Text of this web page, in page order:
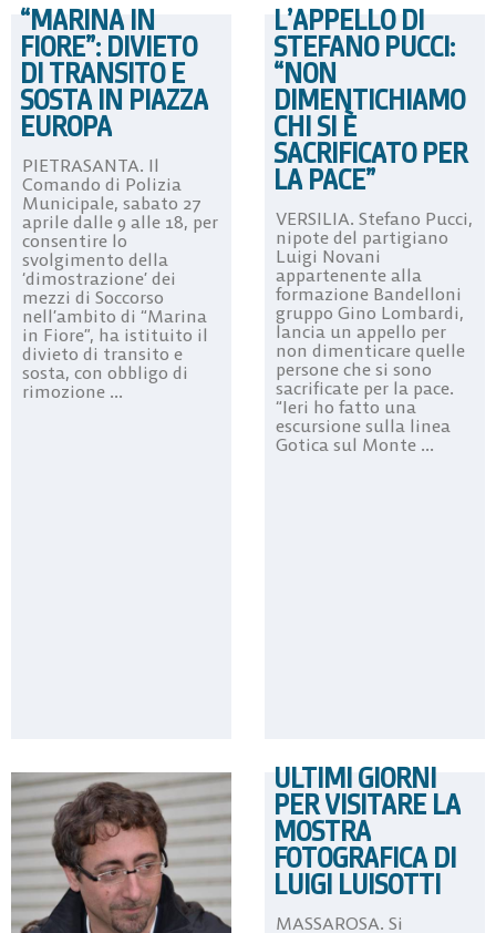
“MARINA IN
FIORE”: DIVIETO
DI TRANSITO E
SOSTA IN PIAZZA
EUROPA
PIETRASANTA. Il
Comando di Polizia
Municipale, sabato 27
aprile dalle 9 alle 18, per
consentire lo
svolgimento della
‘dimostrazione’ dei
mezzi di Soccorso
nell’ambito di “Marina
in Fiore”, ha istituito il
divieto di transito e
sosta, con obbligo di
rimozione ...
L’APPELLO DI
STEFANO PUCCI:
“NON
DIMENTICHIAMO
CHI SI È
SACRIFICATO PER
LA PACE”
VERSILIA. Stefano Pucci,
nipote del partigiano
Luigi Novani
appartenente alla
formazione Bandelloni
gruppo Gino Lombardi,
lancia un appello per
non dimenticare quelle
persone che si sono
sacrificate per la pace.
“Ieri ho fatto una
escursione sulla linea
Gotica sul Monte ...
ULTIMI GIORNI
PER VISITARE LA
MOSTRA
FOTOGRAFICA DI
LUIGI LUISOTTI
MASSAROSA. Si